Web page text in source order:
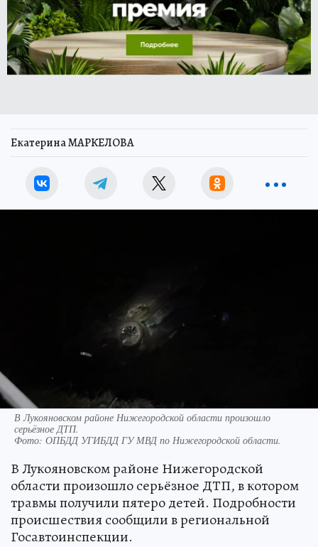
Екатерина МАРКЕЛОВА
В Лукояновском районе Нижегородской области произошло
серьёзное ДТП.
Фото: ОПБДД УГИБДД ГУ МВД по Нижегородской области.
В Лукояновском районе Нижегородской
области произошло серьёзное ДТП, в котором
травмы получили пятеро детей. Подробности
происшествия сообщили в региональной
Госавтоинспекции.